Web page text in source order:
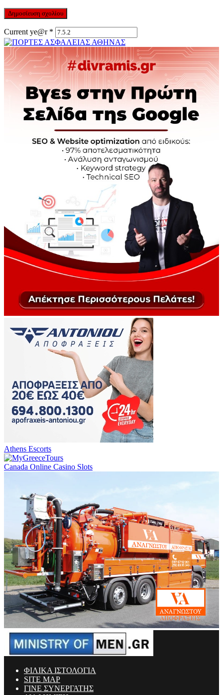
Current ye@r *
Athens Escorts
Canada Online Casino Slots
ΦΙΛΙΚΑ ΙΣΤΟΛΟΓΙΑ
SITE MAP
ΓΙΝΕ ΣΥΝΕΡΓΑΤΗΣ